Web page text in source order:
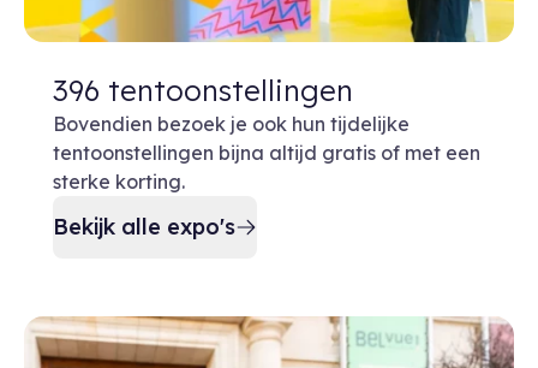
396 tentoonstellingen
Bovendien bezoek je ook hun tijdelijke
tentoonstellingen bijna altijd gratis of met een
sterke korting.
Bekijk alle expo's